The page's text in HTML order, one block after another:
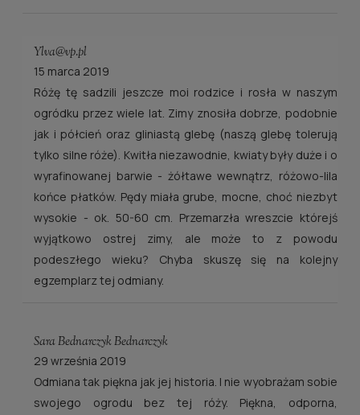
Ylva@vp.pl
15 marca 2019
Różę tę sadzili jeszcze moi rodzice i rosła w naszym
ogródku przez wiele lat. Zimy znosiła dobrze, podobnie
jak i półcień oraz gliniastą glebę (naszą glebę tolerują
tylko silne róże). Kwitła niezawodnie, kwiaty były duże i o
wyrafinowanej barwie - żółtawe wewnątrz, różowo-lila
końce płatków. Pędy miała grube, mocne, choć niezbyt
wysokie - ok. 50-60 cm. Przemarzła wreszcie którejś
wyjątkowo ostrej zimy, ale może to z powodu
podeszłego wieku? Chyba skuszę się na kolejny
egzemplarz tej odmiany.
Sara Bednarczyk Bednarczyk
29 września 2019
Odmiana tak piękna jak jej historia. I nie wyobrażam sobie
swojego ogrodu bez tej róży. Piękna, odporna,